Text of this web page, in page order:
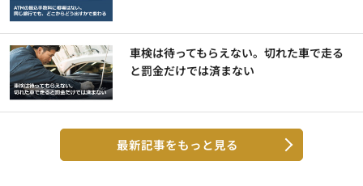
車検は待ってもらえない。切れた車で走る
と罰金だけでは済まない
最新記事をもっと見る